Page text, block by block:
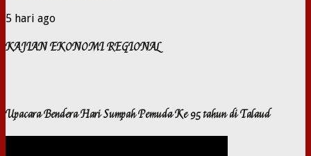
5 hari ago
KAJIAN EKONOMI REGIONAL
Upacara Bendera Hari Sumpah Pemuda Ke 95 tahun di Talaud